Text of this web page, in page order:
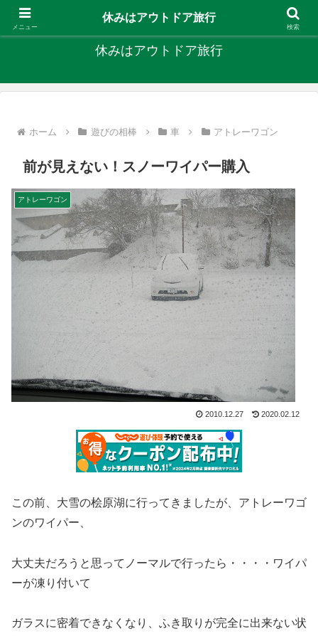
キャンプ、釣り、旅行など外遊びを楽しんでます
休みはアウトドア旅行
ホーム 遊びの相棒 車 アトレーワゴン
前が見えない！スノーワイパー購入
アトレーワゴン
2010.12.27 2020.02.12
この前、大雪の桧原湖に行ってきましたが、アトレーワゴ
ンのワイパー、
大丈夫だろうと思ってノーマルで行ったら・・・・ワイパ
ーが凍り付いて
ガラスに密着できなくなり、ふき取りが完全に出来ない状
メニュー
休みはアウトドア旅行
検索